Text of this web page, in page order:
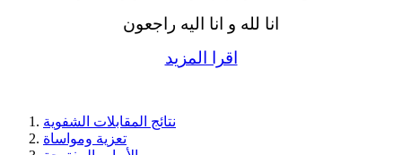
انا لله و انا اليه راجعون
اقرا المزيد
نتائج المقابلات الشفوية
تعزية ومواساة